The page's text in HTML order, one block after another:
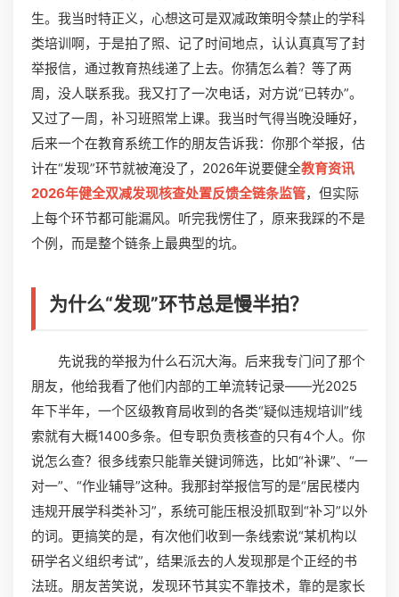
生。我当时特正义，心想这可是双减政策明令禁止的学科
类培训啊，于是拍了照、记了时间地点，认认真真写了封
举报信，通过教育热线递了上去。你猜怎么着？等了两
周，没人联系我。我又打了一次电话，对方说“已转办”。
又过了一周，补习班照常上课。我当时气得当晚没睡好，
后来一个在教育系统工作的朋友告诉我：你那个举报，估
计在“发现”环节就被淹没了，2026年说要健全教育资讯
2026年健全双减发现核查处置反馈全链条监管，但实际
上每个环节都可能漏风。听完我愣住了，原来我踩的不是
个例，而是整个链条上最典型的坑。
为什么“发现”环节总是慢半拍？
先说我的举报为什么石沉大海。后来我专门问了那个
朋友，他给我看了他们内部的工单流转记录——光2025
年下半年，一个区级教育局收到的各类“疑似违规培训”线
索就有大概1400多条。但专职负责核查的只有4个人。你
说怎么查？很多线索只能靠关键词筛选，比如“补课”、“一
对一”、“作业辅导”这种。我那封举报信写的是“居民楼内
违规开展学科类补习”，系统可能压根没抓取到“补习”以外
的词。更搞笑的是，有次他们收到一条线索说“某机构以
研学名义组织考试”，结果派去的人发现那是个正经的书
法班。朋友苦笑说，发现环节其实不靠技术，靠的是家长